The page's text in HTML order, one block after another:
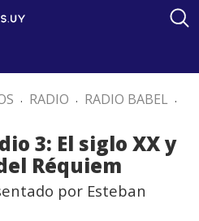
. RADIO . RADIO BABEL .
3: El siglo XX y
Réquiem
por Esteban